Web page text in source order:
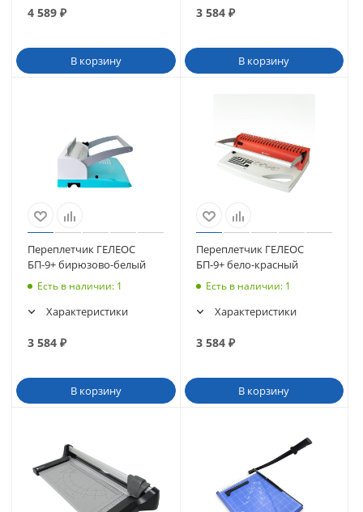
4 589 ₽
В корзину
3 584₽
В корзину
Переплетчик ГЕЛЕОС
БП-9+ бирюзово-белый
Есть в наличии: 1
Характеристики
3 584 ₽
В корзину
Переплетчик ГЕЛЕОС
БП-9+ бело-красный
Есть в наличии: 1
Характеристики
3 584₽
В корзину